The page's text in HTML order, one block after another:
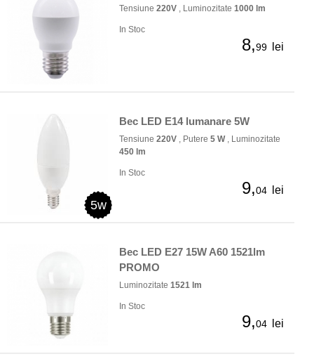
Tensiune 220V , Luminozitate 1000 lm
In Stoc
8,99 lei
5w
Bec LED E14 lumanare 5W
Tensiune 220V , Putere 5 W, Luminozitate
450 lm
In Stoc
9,04 lei
Bec LED E27 15W A60 1521lm
PROMO
Luminozitate 1521 lm
In Stoc
9,04 lei